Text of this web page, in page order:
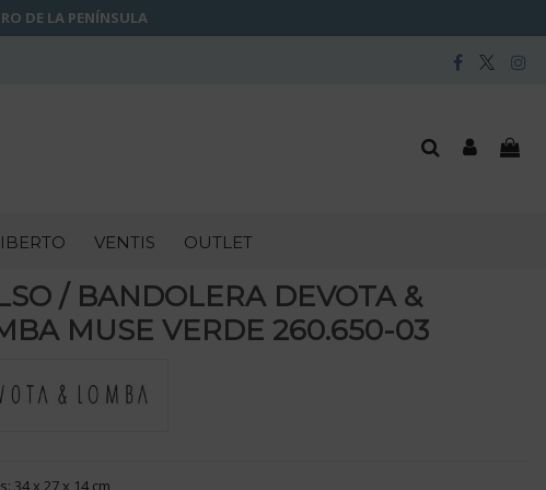
DE LA PENÍNSULA
VENTIS OUTLET
/ BANDOLERA DEVOTA &
MUSE VERDE 260.650-03
34 x 27 x 14 cm